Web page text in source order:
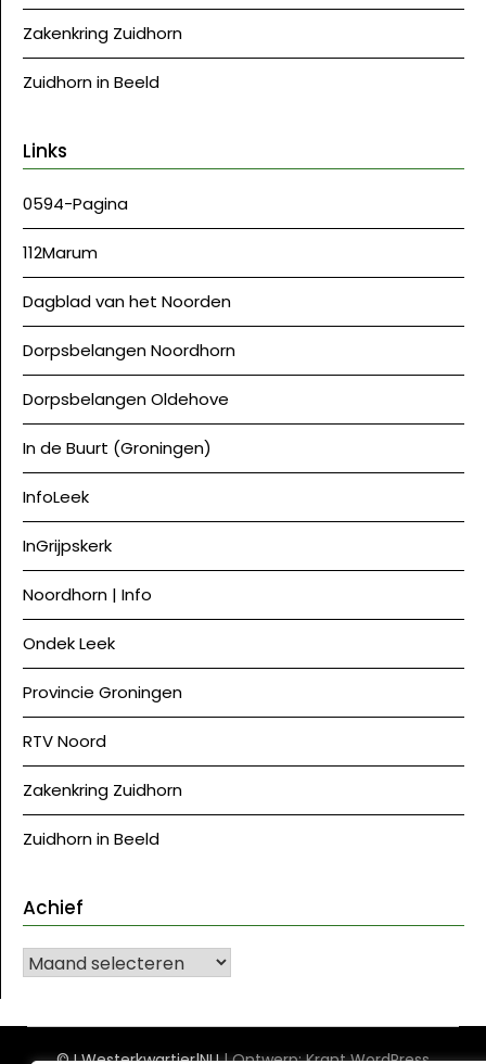
Zakenkring Zuidhorn
Zuidhorn in Beeld
Links
0594-Pagina
112Marum
Dagblad van het Noorden
Dorpsbelangen Noordhorn
Dorpsbelangen Oldehove
In de Buurt (Groningen)
InfoLeek
InGrijpskerk
Noordhorn | Info
Ondek Leek
Provincie Groningen
RTV Noord
Zakenkring Zuidhorn
Zuidhorn in Beeld
Achief
Achief
©J Westerkwartier|NU| Ontwerp:Krant WordPress